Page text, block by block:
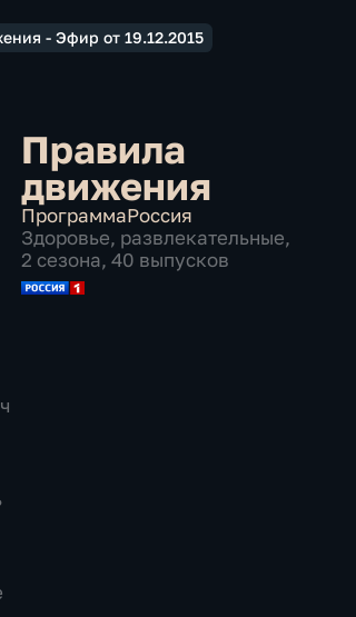
- Эфир от 19.12.2015
Правила
движения
ПрограммаРоссия
Здоровье, развлекательные,
2 сезона, 40 выпусков